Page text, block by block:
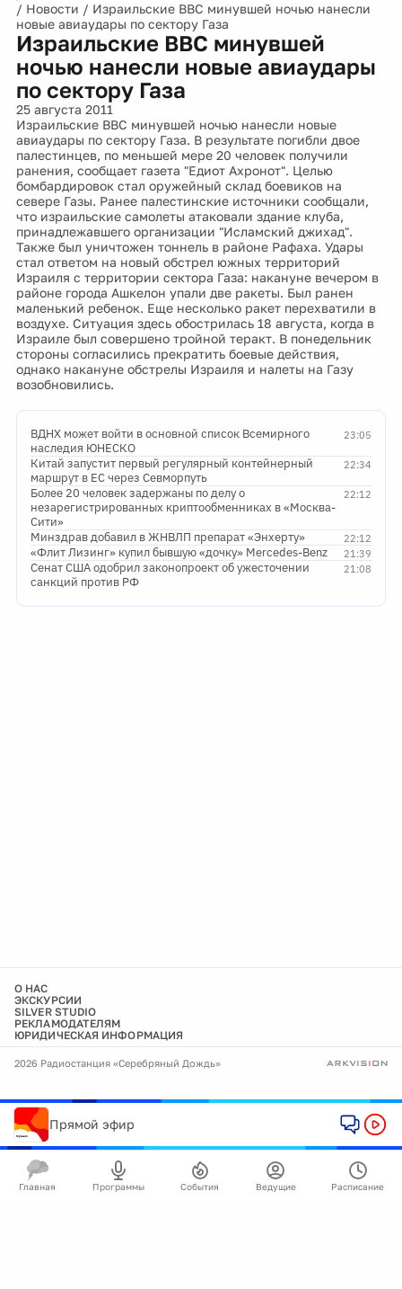
/ Новости / Израильские ВВС минувшей ночью нанесли
новые авиаудары по сектору Газа
Израильские ВВС минувшей
ночью нанесли новые авиаудары
по сектору Газа
25 августа 2011
Израильские ВВС минувшей ночью нанесли новые
авиаудары по сектору Газа. В результате погибли двое
палестинцев, по меньшей мере 20 человек получили
ранения, сообщает газета "Едиот Ахронот". Целью
бомбардировок стал оружейный склад боевиков на
севере Газы. Ранее палестинские источники сообщали,
что израильские самолеты атаковали здание клуба,
принадлежавшего организации "Исламский джихад".
Также был уничтожен тоннель в районе Рафаха. Удары
стал ответом на новый обстрел южных территорий
Израиля с территории сектора Газа: накануне вечером в
районе города Ашкелон упали две ракеты. Был ранен
маленький ребенок. Еще несколько ракет перехватили в
воздухе. Ситуация здесь обострилась 18 августа, когда в
Израиле был совершено тройной теракт. В понедельник
стороны согласились прекратить боевые действия,
однако накануне обстрелы Израиля и налеты на Газу
возобновились.
23:05
ВДНХ может войти в основной список Всемирного
наследия ЮНЕСКО
22:34
Китай запустит первый регулярный контейнерный
маршрут в ЕС через Севморпуть
22:12
Более 20 человек задержаны по делу о
незарегистрированных криптообменниках в «Москва-
Сити»
22:12
Минздрав добавил в ЖНВЛП препарат «Энхерту»
21:39
«Флит Лизинг» купил бывшую «дочку» Mercedes-Benz
21:08
Сенат США одобрил законопроект об ужесточении
санкций против РФ
О НАС
ЭКСКУРСИИ
SILVER STUDIO
РЕКЛАМОДАТЕЛЯМ
ЮРИДИЧЕСКАЯ ИНФОРМАЦИЯ
2026 Радиостанция «Серебряный Дождь»
Прямой эфир
Главная Программы События Ведущие Расписание